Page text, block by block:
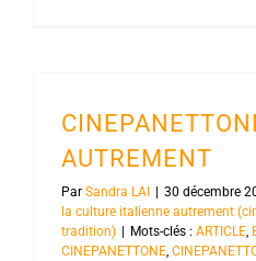
AUTREMENT
Par Sandra LAI 30 décembre
la culture italienne autrement
tradition)
Mots-clés : ARTICLE,
CINEPANETTONE,